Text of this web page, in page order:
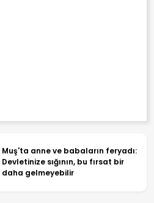
Muş'ta anne ve babaların feryadı:
Devletinize sığının, bu fırsat bir
daha gelmeyebilir